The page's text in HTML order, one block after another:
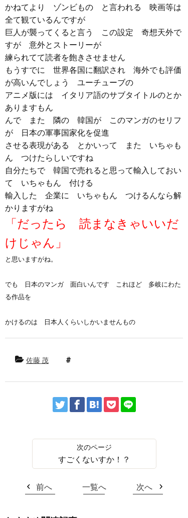
かねてより ゾンビもの と言われる 映画等は
全て観ているんですが
巨人が襲ってくると言う この設定 奇想天外で
すが 意外とストーリーが
練られてて読者を飽きさせません
もうすでに 世界各国に翻訳され 海外でも評価
が高いんでしょう ユーチューブの
アニメ版には イタリア語のサブタイトルのとか
ありますもん
んで また 隣の 韓国が このマンガのセリフ
が 日本の軍事国家化を促進
させる表現がある とかいって また いちゃも
ん つけたらしいですね
自分たちで 韓国で売れると思って輸入しておい
て いちゃもん 付ける
輸入した 企業に いちゃもん つけるんなら解
かりますがね
「だったら 読まなきゃいいだ
けじゃん」
と思いますがね。
でも 日本のマンガ 面白いんです これほど 多岐にわた
る作品を
かけるのは 日本人くらいしかいませんもの
佐藤 茂
すごくないすか！？
前へ 一覧へ 次へ